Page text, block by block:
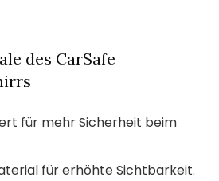
des CarSafe
für mehr Sicherheit beim
für erhöhte Sichtbarkeit.